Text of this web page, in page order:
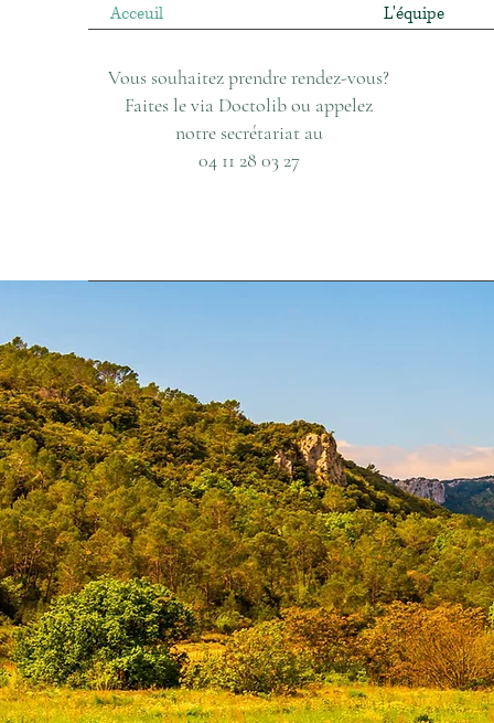
Acceuil L'équipe
Vous souhaitez prendre rendez-vous?
Faites le via Doctolib ou appelez
notre secrétariat au
04 11 28 03 27